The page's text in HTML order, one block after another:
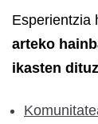
Esperientzia
arteko
ikasten